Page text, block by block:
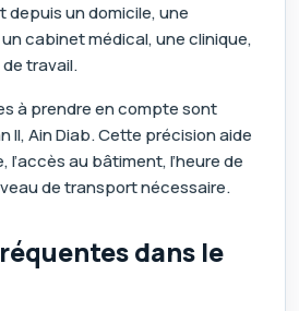
un domicile, une
cabinet médical, une clinique,
travail.
à prendre en compte sont
II, Ain Diab. Cette précision aide
l’accès au bâtiment, l’heure de
de transport nécessaire.
dans le